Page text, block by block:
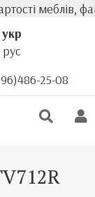
меблів,
укр
рус
25-08